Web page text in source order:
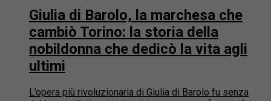
Giulia di Barolo, la marchesa che
cambiò Torino: la storia della
nobildonna che dedicò la vita agli
ultimi
L’opera più rivoluzionaria di Giulia di Barolo fu senza